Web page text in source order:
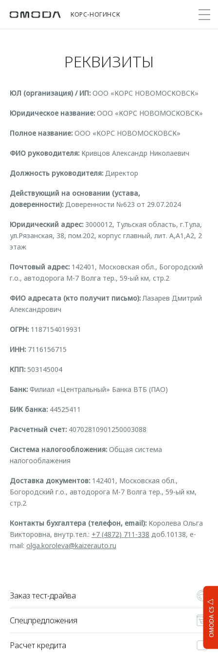
КОРС-НОГИНСК
Модели
C5
от 2 299 000 ₽*
C7
от 2 739 000 ₽*
Покупателям
Выбор и покупка
Сравнить комплектации
Прайс-листы
OMODA Лизинг
Кредит и страхование
Кредитные программы
Страхование
Кредитный калькулятор
Аксессуары
Одежда и сувениры
Оригинальные аксессуары
Запчасти
Трейд-ин
Калькулятор трейд-ин
Владельцам
Сервис
Записаться на сервис
Помощь на дороге
Гарантия
Дополнительная техническая поддержка
Руководства по эксплуатации
Клиентская поддержка
O&J Автоклуб
Клуб владельцев OMODA
Приложение O&J
Аксессуары
Одежда и сувениры
Оригинальные аксессуары
Мир OMODA
О бренде
Новости
Онлайн-сервисы
Приложение O&J
Правовая информация
Обратная связь
OMODA C5
РЕКВИЗИТЫ
ЮЛ (организация) / ИП: ООО «КОРС НОВОМОСКОВСК»
Юридическое название: ООО «КОРС НОВОМОСКОВСК»
Полное название: ООО «КОРС НОВОМОСКОВСК»
ФИО руководителя: Кривцов Александр Николаевич
Должность руководителя: Директор
Действующий на основании (устава,
доверенности): Доверенности №623 от 29.07.2024
Юридический адрес: 3000012, Тульская область, г.Тула,
ул.Рязанская, 38, пом.202, корпус главный, лит. А,А1,А2, 2
этаж
Почтовый адрес: 142401, Московская обл., Богородский
г.о., автодорога М-7 Волга тер., 59-ый км, стр.2
ФИО адресата (кто получит письмо):Лазарев Дмитрий
Александрович
ОГРН: 1187154019931
ИНН: 7116156715
КПП: 503145004
Банк: Филиал «Центральный» Банка ВТБ (ПАО)
БИК банка: 44525411
Расчетный счет: 40702810901250003088
Система налогообложения: Общая система
налогооблажения
Доставка документов: 142401, Московская обл.,
Богородский г.о., автодорога М-7 Волга тер., 59-ый км,
стр.2
Контакты бухгалтера (телефон, email): Королева Ольга
Викторовна, внутр.тел.: +7 (4872) 711-338 доб.10138, e-
mail: olga.koroleva@kaizerauto.ru
Заказ тест-драйва
Спецпредложения
Расчет кредита